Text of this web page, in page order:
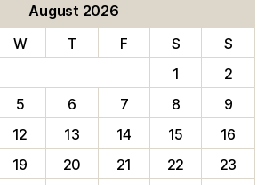
August 2026
W T F S
S
1
2
5 6 7 8
9
12 13 14 15
16
19 20 21 22
23